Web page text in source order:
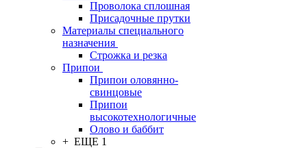
Проволока сплошная
Присадочные прутки
Материалы специального
назначения
Строжка и резка
Припои
Припои оловянно-
свинцовые
Припои
высокотехнологичные
Олово и баббит
+ ЕЩЕ 1